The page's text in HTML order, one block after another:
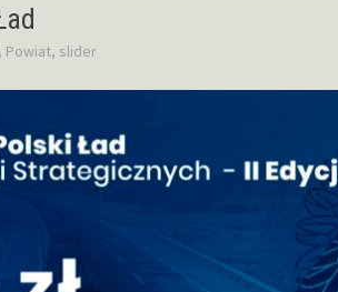
, Powiat, slider